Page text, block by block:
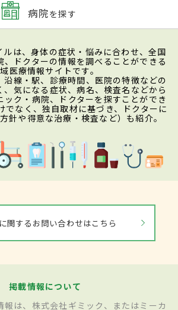
病院を探す
ルは、身体の症状・悩みに合わせ、全国
、ドクターの情報を調べることができる
医療情報サイトです。
沿線・駅、診療時間、医院の特徴などの
気になる症状、病名、検査名などから
ック・病院、ドクターを探すことができ
でなく、独自取材に基づき、ドクターに
針や得意な治療・検査など）も紹介。
関するお問い合わせはこちら
掲載情報について
報は、株式会社ギミック、またはミーカ